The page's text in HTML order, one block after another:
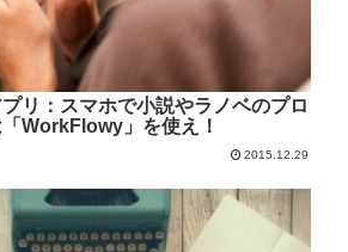
リ：スマホで小説やラノベのプロ
WorkFlowy」を使え！
2015.12.29